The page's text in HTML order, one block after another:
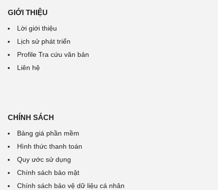
GIỚI THIỆU
Lời giới thiệu
Lịch sử phát triển
Profile Tra cứu văn bản
Liên hệ
CHÍNH SÁCH
Bảng giá phần mềm
Hình thức thanh toán
Quy ước sử dụng
Chính sách bảo mật
Chính sách bảo vệ dữ liệu cá nhân